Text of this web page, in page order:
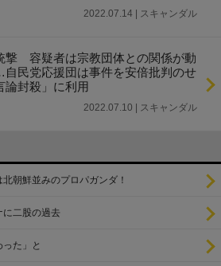
2022.07.14 | スキャンダル
撃 容疑者は宗教団体との関係が動
民党応援団は事件を安倍批判のせ
論封殺」に利用
2022.07.10 | スキャンダル
朝鮮並みのプロパガンダ！
二股の過去
た」と